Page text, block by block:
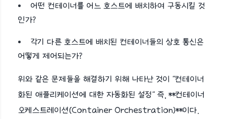
어떤 컨테이너를 어느 호스트에 배치하여 구동시킬 것
인가?
각기 다른 호스트에 배치된 컨테이너들의 상호 통신은
어떻게 제어되는가?
위와 같은 문제들을 해결하기 위해 나타난 것이 "컨테이너
화된 애플리케이션에 대한 자동화된 설정" 즉, **컨테이너
오케스트레이션(Container Orchestration)**이다.